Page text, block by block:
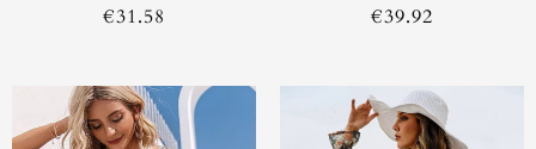
€31.58 €39.92